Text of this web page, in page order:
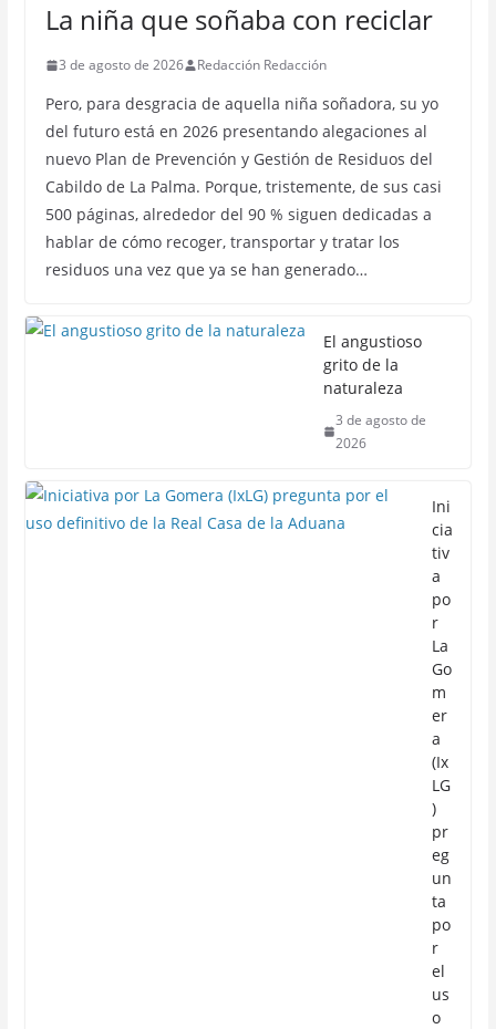
La niña que soñaba con reciclar
3 de agosto de 2026 Redacción Redacción
Pero, para desgracia de aquella niña soñadora, su yo
del futuro está en 2026 presentando alegaciones al
nuevo Plan de Prevención y Gestión de Residuos del
Cabildo de La Palma. Porque, tristemente, de sus casi
500 páginas, alrededor del 90 % siguen dedicadas a
hablar de cómo recoger, transportar y tratar los
residuos una vez que ya se han generado…
El angustioso
grito de la
naturaleza
3 de agosto de
2026
Ini
cia
tiv
a
po
r
La
Go
m
er
a
(Ix
LG
)
pr
eg
un
ta
po
r
el
us
o